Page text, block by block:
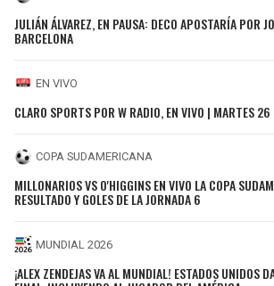
JULIÁN ÁLVAREZ, EN PAUSA: DECO APOSTARÍA POR
BARCELONA
EN VIVO
CLARO SPORTS POR W RADIO, EN VIVO | MARTES 26
COPA SUDAMERICANA
MILLONARIOS VS O'HIGGINS EN VIVO LA COPA
RESULTADO Y GOLES DE LA JORNADA 6
MUNDIAL 2026
¡ALEX ZENDEJAS VA AL MUNDIAL! ESTADOS UNIDOS